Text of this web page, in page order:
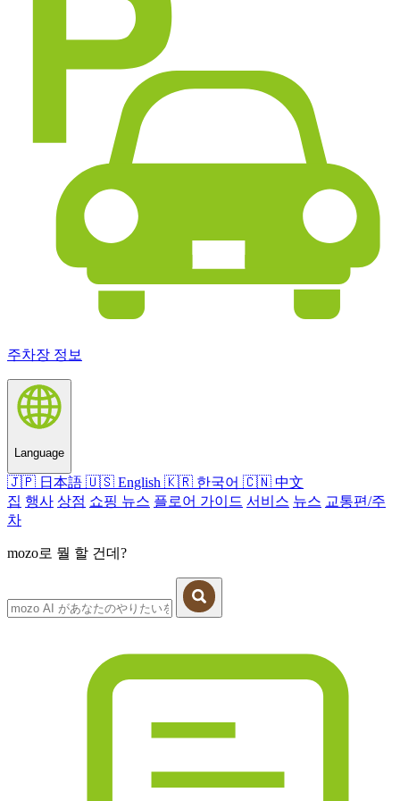
주차장 정보
Language
🇯🇵 日本語 🇺🇸 English 🇰🇷 한국어 🇨🇳 中文
집 행사 상점 쇼핑 뉴스 플로어 가이드 서비스 뉴스 교통편/주
차
mozo로 뭘 할 건데?